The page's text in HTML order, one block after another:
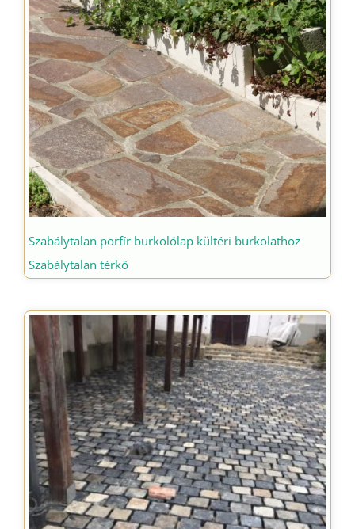
Szabálytalan porfír burkolólap kültéri burkolathoz
Szabálytalan térkő